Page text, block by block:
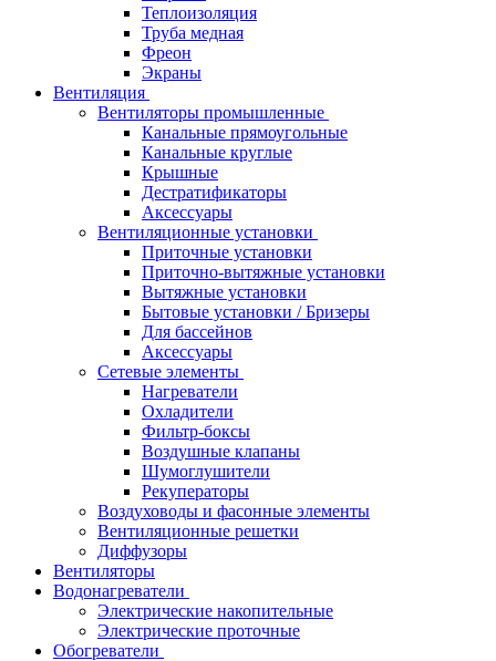
Теплоизоляция
Труба медная
Фреон
Экраны
Вентиляция
Вентиляторы промышленные
Канальные прямоугольные
Канальные круглые
Крышные
Дестратификаторы
Аксессуары
Вентиляционные установки
Приточные установки
Приточно-вытяжные установки
Вытяжные установки
Бытовые установки / Бризеры
Для бассейнов
Аксессуары
Сетевые элементы
Нагреватели
Охладители
Фильтр-боксы
Воздушные клапаны
Шумоглушители
Рекуператоры
Воздуховоды и фасонные элементы
Вентиляционные решетки
Диффузоры
Вентиляторы
Водонагреватели
Электрические накопительные
Электрические проточные
Обогреватели